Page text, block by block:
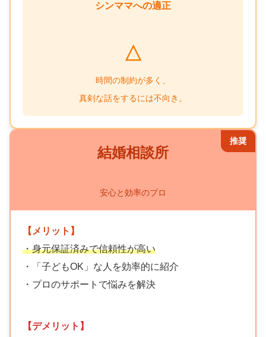
シンママへの適正
△
時間の制約が多く、
真剣な話をするには不向き。
推奨
結婚相談所
安心と効率のプロ
【メリット】
・身元保証済みで信頼性が高い
・「子どもOK」な人を効率的に紹介
・プロのサポートで悩みを解決
【デメリット】